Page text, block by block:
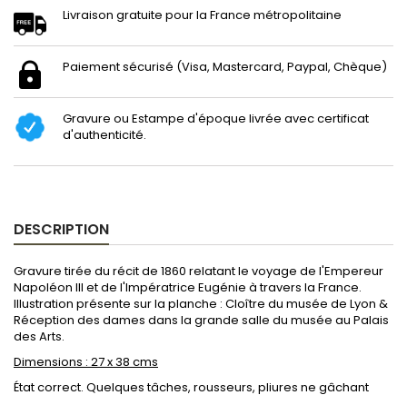
Livraison gratuite pour la France métropolitaine
Paiement sécurisé (Visa, Mastercard, Paypal, Chèque)
Gravure ou Estampe d'époque livrée avec certificat
d'authenticité.
DESCRIPTION
Gravure tirée du récit de 1860 relatant le voyage de l'Empereur
Napoléon III et de l'Impératrice Eugénie à travers la France.
Illustration présente sur la planche : Cloître du musée de Lyon &
Réception des dames dans la grande salle du musée au Palais
des Arts.
Dimensions : 27 x 38 cms
État correct. Quelques tâches, rousseurs, pliures ne gâchant